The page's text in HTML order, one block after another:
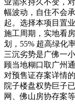
业需求持久不变，
幅波动，自住不会
起。选择本项目置
施工周期，实地看
划，55% 超高绿化
三沉劣势是广佛一
顾当地糊口取广州
对预售证存案详情
院子楼盘权势巨子
网、佛山房协存案